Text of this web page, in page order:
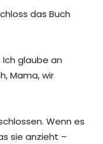
das Buch
Ich glaube an
Mama, wir
Wenn es
sie anzieht –